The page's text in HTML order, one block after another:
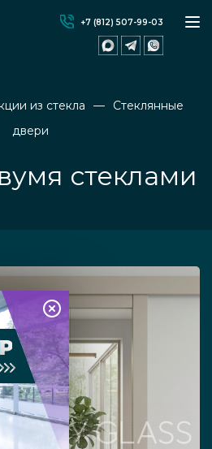
+7 (812) 507-99-03
из стекла
Стеклянные
двери
стеклами